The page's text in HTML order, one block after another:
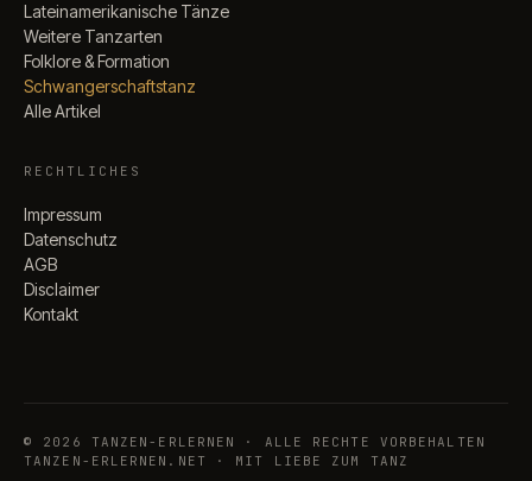
Lateinamerikanische Tänze
Weitere Tanzarten
Folklore & Formation
Schwangerschaftstanz
Alle Artikel
RECHTLICHES
Impressum
Datenschutz
AGB
Disclaimer
Kontakt
© 2026
TANZEN-ERLERNEN · ALLE RECHTE VORBEHALTEN
TANZEN-ERLERNEN.NET · MIT LIEBE ZUM TANZ